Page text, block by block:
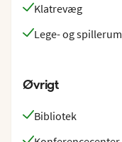
Klatrevæg
Lege- og spillerum
Øvrigt
Bibliotek